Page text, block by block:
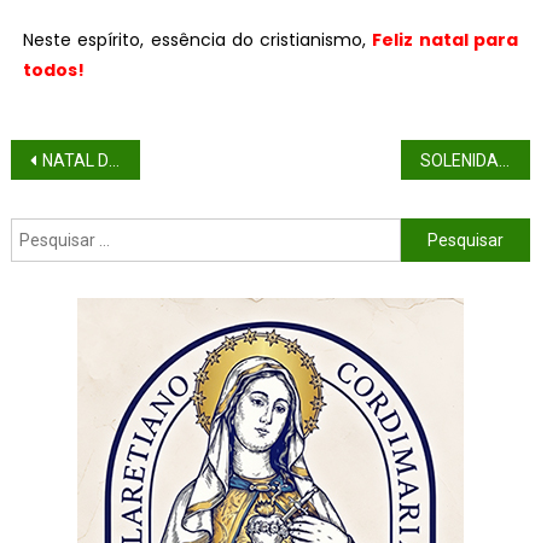
Neste espírito, essência do cristianismo, Feliz natal para
todos!
NATAL DO SENHOR – MISSA DA NOITE DE NATAL (ANO C)